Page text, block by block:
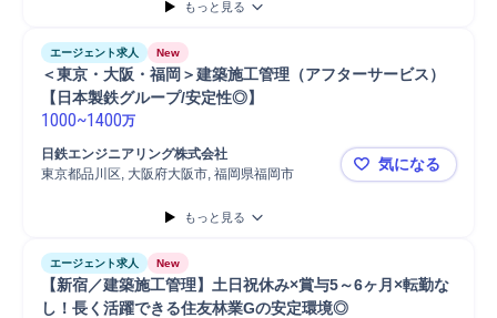
もっと見る
エージェント求人 New
＜東京・大阪・福岡＞建築施工管理（アフターサービス）
【日本製鉄グループ/安定性◎】
1000~1400万
日鉄エンジニアリング株式会社
東京都品川区, 大阪府大阪市, 福岡県福岡市
＜東京・大
気になる
もっと見る
エージェント求人 New
【新宿／建築施工管理】土日祝休み×賞与5～6ヶ月×転勤な
し！長く活躍できる住友林業Gの安定環境◎